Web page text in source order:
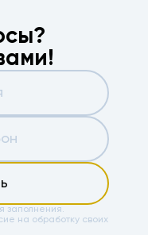
заполнения.
на обработку своих